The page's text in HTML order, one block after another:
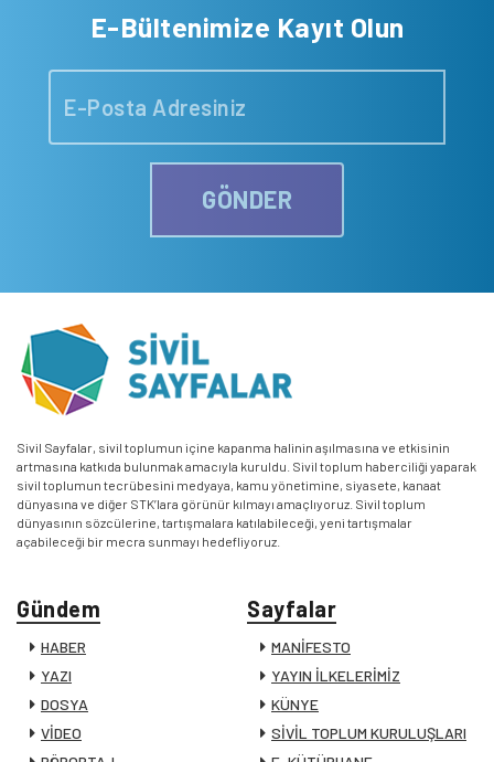
E-Bültenimize Kayıt Olun
GÖNDER
Sivil Sayfalar, sivil toplumun içine kapanma halinin aşılmasına ve etkisinin
artmasına katkıda bulunmak amacıyla kuruldu. Sivil toplum haberciliği yaparak
sivil toplumun tecrübesini medyaya, kamu yönetimine, siyasete, kanaat
dünyasına ve diğer STK’lara görünür kılmayı amaçlıyoruz. Sivil toplum
dünyasının sözcülerine, tartışmalara katılabileceği, yeni tartışmalar
açabileceği bir mecra sunmayı hedefliyoruz.
Gündem
HABER
YAZI
DOSYA
VİDEO
Sayfalar
MANİFESTO
YAYIN İLKELERİMİZ
KÜNYE
SİVİL TOPLUM KURULUŞLARI